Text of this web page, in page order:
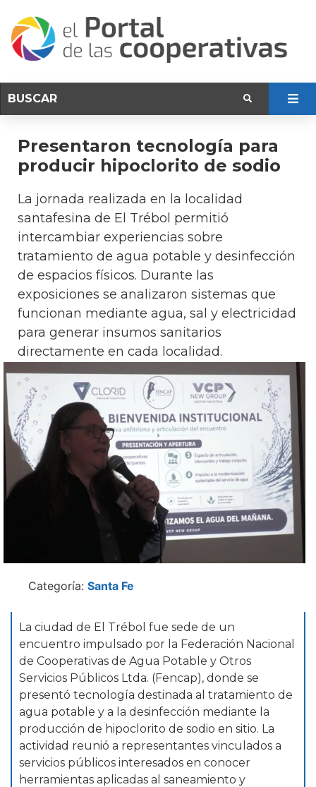
Presentaron tecnología para
producir hipoclorito de sodio
La jornada realizada en la localidad
santafesina de El Trébol permitió
intercambiar experiencias sobre
tratamiento de agua potable y desinfección
de espacios físicos. Durante las
exposiciones se analizaron sistemas que
funcionan mediante agua, sal y electricidad
para generar insumos sanitarios
directamente en cada localidad.
Categoría: Santa Fe
La ciudad de El Trébol fue sede de un
encuentro impulsado por la Federación Nacional
de Cooperativas de Agua Potable y Otros
Servicios Públicos Ltda. (Fencap), donde se
presentó tecnología destinada al tratamiento de
agua potable y a la desinfección mediante la
producción de hipoclorito de sodio en sitio. La
actividad reunió a representantes vinculados a
servicios públicos interesados en conocer
herramientas aplicadas al saneamiento y